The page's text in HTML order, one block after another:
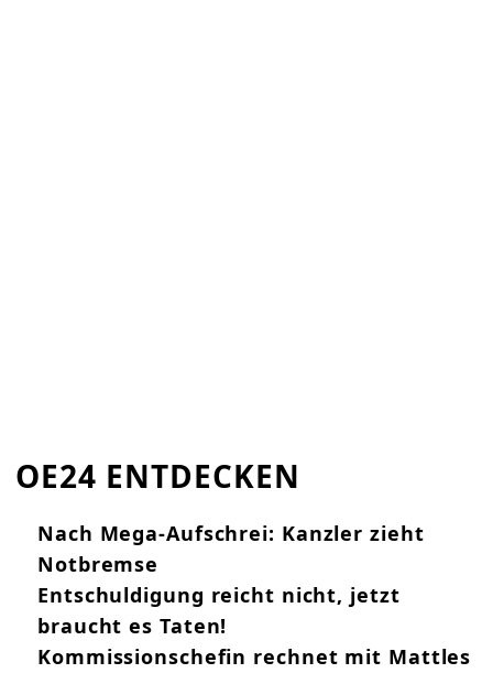
OE24 ENTDECKEN
Nach Mega-Aufschrei: Kanzler zieht
Notbremse
Entschuldigung reicht nicht, jetzt
braucht es Taten!
Kommissionschefin rechnet mit Mattles